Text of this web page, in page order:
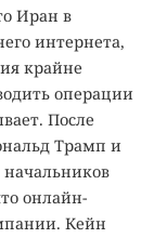
Иран в
интернета,
крайне
операции
После
Трамп и
онлайн-
Кейн